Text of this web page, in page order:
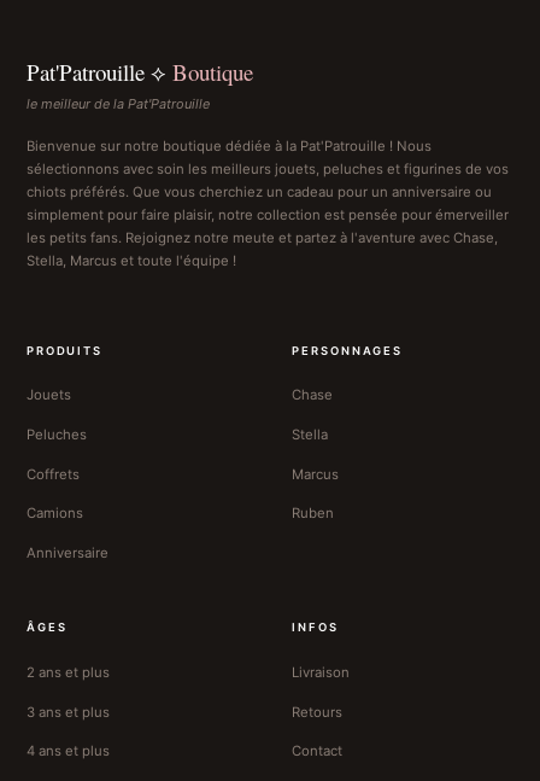
Pat'Patrouille ⟡ Boutique
le meilleur de la Pat'Patrouille
Bienvenue sur notre boutique dédiée à la Pat'Patrouille ! Nous
sélectionnons avec soin les meilleurs jouets, peluches et figurines de vos
chiots préférés. Que vous cherchiez un cadeau pour un anniversaire ou
simplement pour faire plaisir, notre collection est pensée pour émerveiller
les petits fans. Rejoignez notre meute et partez à l'aventure avec Chase,
Stella, Marcus et toute l'équipe !
PRODUITS
Jouets
Peluches
Coffrets
Camions
Anniversaire
PERSONNAGES
Chase
Stella
Marcus
Ruben
ÂGES
2 ans et plus
3 ans et plus
4 ans et plus
INFOS
Livraison
Retours
Contact